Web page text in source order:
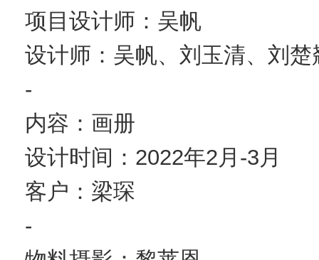
项目设计师：吴帆
设计师：吴帆、刘玉清、刘楚
-
内容：画册
设计时间：2022年2月-3月
客户：梁琛
-